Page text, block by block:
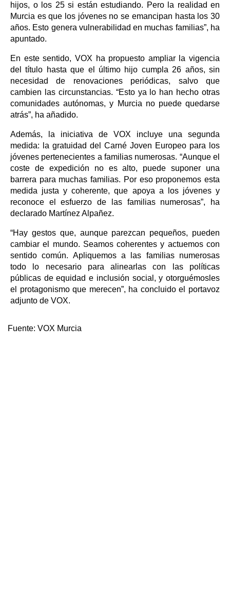
hijos, o los 25 si están estudiando. Pero la realidad en
Murcia es que los jóvenes no se emancipan hasta los 30
años. Esto genera vulnerabilidad en muchas familias”, ha
apuntado.
En este sentido, VOX ha propuesto ampliar la vigencia
del título hasta que el último hijo cumpla 26 años, sin
necesidad de renovaciones periódicas, salvo que
cambien las circunstancias. “Esto ya lo han hecho otras
comunidades autónomas, y Murcia no puede quedarse
atrás”, ha añadido.
Además, la iniciativa de VOX incluye una segunda
medida: la gratuidad del Carné Joven Europeo para los
jóvenes pertenecientes a familias numerosas. “Aunque el
coste de expedición no es alto, puede suponer una
barrera para muchas familias. Por eso proponemos esta
medida justa y coherente, que apoya a los jóvenes y
reconoce el esfuerzo de las familias numerosas”, ha
declarado Martínez Alpañez.
“Hay gestos que, aunque parezcan pequeños, pueden
cambiar el mundo. Seamos coherentes y actuemos con
sentido común. Apliquemos a las familias numerosas
todo lo necesario para alinearlas con las políticas
públicas de equidad e inclusión social, y otorguémosles
el protagonismo que merecen”, ha concluido el portavoz
adjunto de VOX.
Fuente: VOX Murcia